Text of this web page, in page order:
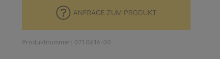
ANFRAGE ZUM PRODUKT
Produktnummer: 071.0616-00